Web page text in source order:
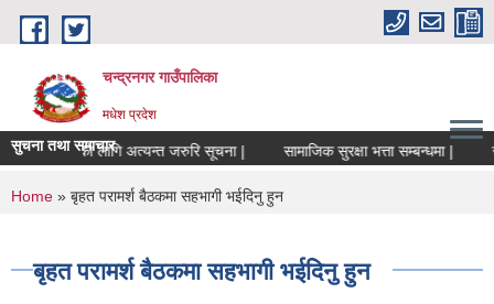
Skip to main content
चन्द्रनगर गाउँपालिका
मधेश प्रदेश
सुचना तथा समाचारलागि अत्यन्त जरुरि सूचना | सामाजिक सुरक्षा भत्ता सम्बन्धमा |
You are here
Home » बृहत परामर्श बैठकमा सहभागी भईदिनु हुन
बृहत परामर्श बैठकमा सहभागी भईदिनु हुन